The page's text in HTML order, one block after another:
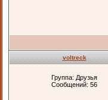
voltreck
Группа: Друзья
Сообщений: 56